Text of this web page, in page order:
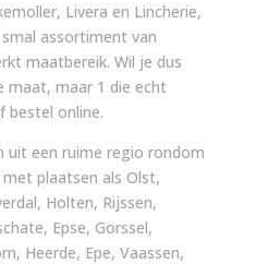
Livera en Lincherie,
assortiment van
maatbereik. Wil je dus
maat, maar 1 die echt
bestel online.
uit een ruime regio rondom
plaatsen als Olst,
Holten, Rijssen,
Epse, Gorssel,
Heerde, Epe, Vaassen,